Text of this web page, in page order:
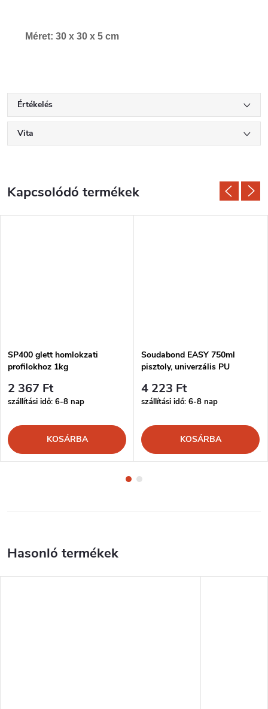
Méret: 30 x 30 x 5 cm
Értékelés
Vita
Kapcsolódó termékek
SP400 glett homlokzati
profilokhoz 1kg
2 367 Ft
szállítási idő: 6-8 nap
KOSÁRBA
Soudabond EASY 750ml
pisztoly, univerzális PU
4 223 Ft
szállítási idő: 6-8 nap
KOSÁRBA